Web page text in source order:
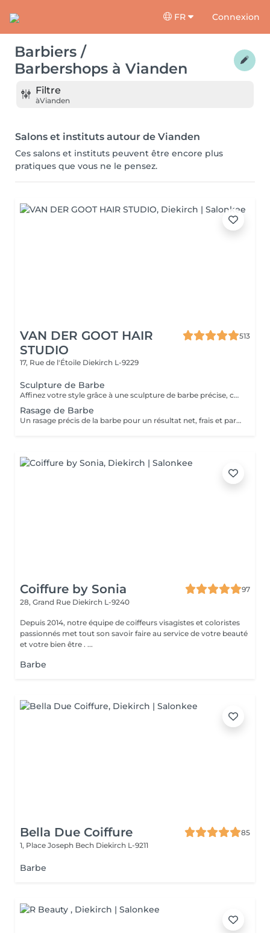
FR Connexion
Barbiers /
Barbershops à Vianden
Filtre
àVianden
Salons et instituts autour de Vianden
Ces salons et instituts peuvent être encore plus
pratiques que vous ne le pensez.
VAN DER GOOT HAIR
STUDIO
513
17, Rue de l'Étoile Diekirch L-9229
Sculpture de Barbe
Affinez votre style grâce à une sculpture de barbe précise, conçue pour maintenir une barbe nette, équilibrée et parfaitement définie. Ce service comprend un travail minutieux de taille, de mise en forme et de contours afin de mettre en valeur la structure naturelle de votre visage.
Rasage de Barbe
Un rasage précis de la barbe pour un résultat net, frais et parfaitement soigné. La peau est laissée douce, lisse et parfaitement entretenue.
Coiffure by Sonia
97
28, Grand Rue Diekirch L-9240
Depuis 2014, notre équipe de coiffeurs visagistes et coloristes
passionnés met tout son savoir faire au service de votre beauté
et votre bien être . ...
Barbe
Bella Due Coiffure
85
1, Place Joseph Bech Diekirch L-9211
Barbe